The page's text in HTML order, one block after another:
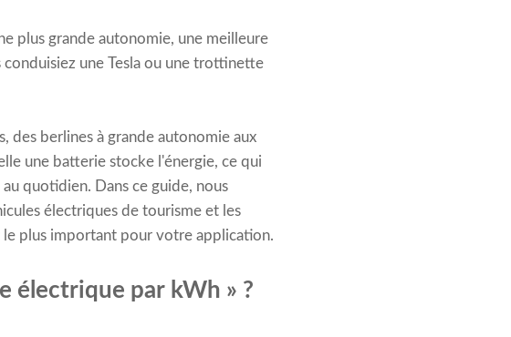
plus grande autonomie, une meilleure
une Tesla ou une trottinette
des berlines à grande autonomie aux
une batterie stocke l'énergie, ce qui
quotidien. Dans ce guide, nous
électriques de tourisme et les
le plus important pour votre application.
électrique par kWh » ?